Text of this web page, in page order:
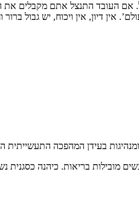
אם העובד התנצל אתם מקבלים
אין דיון, אין ויכוח, יש גבול
בעידן המהפכה
מובילות בריאות. כיהנה כסגנית